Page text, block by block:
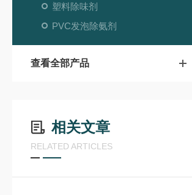
塑料除味剂
PVC发泡除氨剂
查看全部产品
相关文章
RELATED ARTICLES